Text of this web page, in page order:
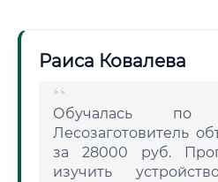
Раиса Ковалева
Обучалась по
Лесозаготовитель
за 28000 руб.
изучить